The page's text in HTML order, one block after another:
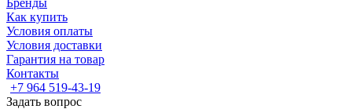
Бренды
Как купить
Условия оплаты
Условия доставки
Гарантия на товар
Контакты
+7 964 519-43-19
Задать вопрос